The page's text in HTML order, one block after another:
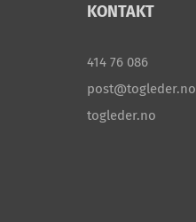
KONTAKT
414 76 086
post@togleder.no
togleder.no